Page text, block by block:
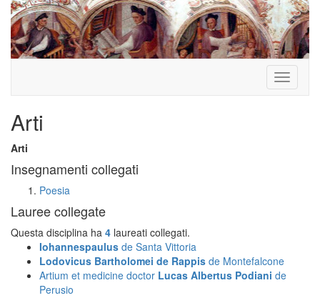
Toggle
Arti
Arti
Insegnamenti collegati
Poesia
Lauree collegate
Questa disciplina ha 4 laureati collegati.
Iohannespaulus de Santa Vittoria
Lodovicus Bartholomei de Rappis de Montefalcone
Artium et medicine doctor Lucas Albertus Podiani de
Perusio